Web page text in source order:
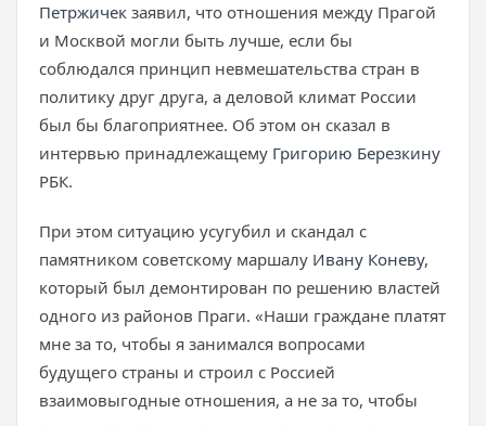
Петржичек заявил, что отношения между Прагой
и Москвой могли быть лучше, если бы
соблюдался принцип невмешательства стран в
политику друг друга, а деловой климат России
был бы благоприятнее. Об этом он сказал в
интервью принадлежащему Григорию Березкину
РБК.
При этом ситуацию усугубил и скандал с
памятником советскому маршалу Ивану Коневу,
который был демонтирован по решению властей
одного из районов Праги. «Наши граждане платят
мне за то, чтобы я занимался вопросами
будущего страны и строил с Россией
взаимовыгодные отношения, а не за то, чтобы